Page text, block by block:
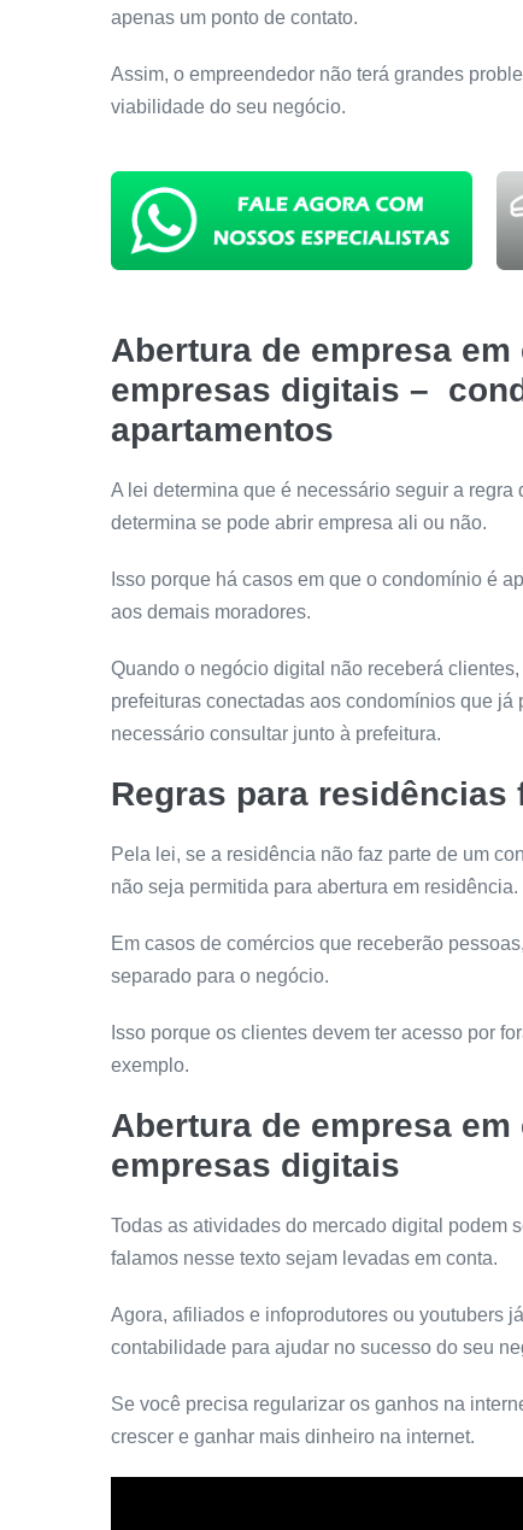
apenas um ponto de contato.
Assim, o empreendedor não terá grandes
viabilidade do seu negócio.
Abertura de empresa
empresas digitais –
apartamentos
A lei determina que é necessário seguir a
determina se pode abrir empresa ali ou não.
Isso porque há casos em que o condomínio é
aos demais moradores.
Quando o negócio digital não receberá
prefeituras conectadas aos condomínios que
necessário consultar junto à prefeitura.
Regras para
Pela lei, se a residência não faz parte de um
não seja permitida para abertura em residência.
Em casos de comércios que receberão
separado para o negócio.
Isso porque os clientes devem ter acesso por
exemplo.
Abertura de empresa
empresas digitais
Todas as atividades do mercado digital podem
falamos nesse texto sejam levadas em conta.
Agora, afiliados e infoprodutores ou youtubers
contabilidade para ajudar no sucesso do seu
Se você precisa regularizar os ganhos na
crescer e ganhar mais dinheiro na internet.